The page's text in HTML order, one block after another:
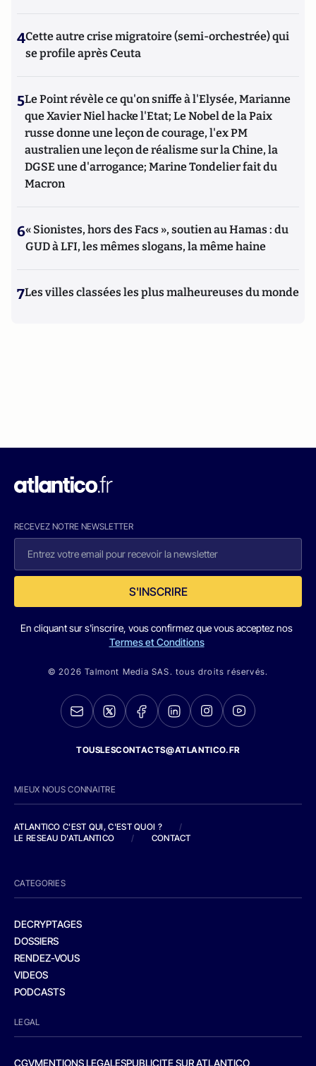
4Cette autre crise migratoire (semi-orchestrée) qui
se profile après Ceuta
5Le Point révèle ce qu'on sniffe à l'Elysée, Marianne
que Xavier Niel hacke l'Etat; Le Nobel de la Paix
russe donne une leçon de courage, l'ex PM
australien une leçon de réalisme sur la Chine, la
DGSE une d'arrogance; Marine Tondelier fait du
Macron
6« Sionistes, hors des Facs », soutien au Hamas : du
GUD à LFI, les mêmes slogans, la même haine
7Les villes classées les plus malheureuses du monde
RECEVEZ NOTRE NEWSLETTER
S'INSCRIRE
En cliquant sur s'inscrire, vous confirmez que vous acceptez nos
Termes et Conditions
© 2026 Talmont Media SAS. tous droits réservés.
TOUSLESCONTACTS@ATLANTICO.FR
MIEUX NOUS CONNAITRE
ATLANTICO C'EST QUI, C'EST QUOI ?
/
LE RESEAU D'ATLANTICO
/ CONTACT
CATEGORIES
DECRYPTAGES
DOSSIERS
RENDEZ-VOUS
VIDEOS
PODCASTS
LEGAL
CGVMENTIONS LEGALESPUBLICITE SUR ATLANTICO